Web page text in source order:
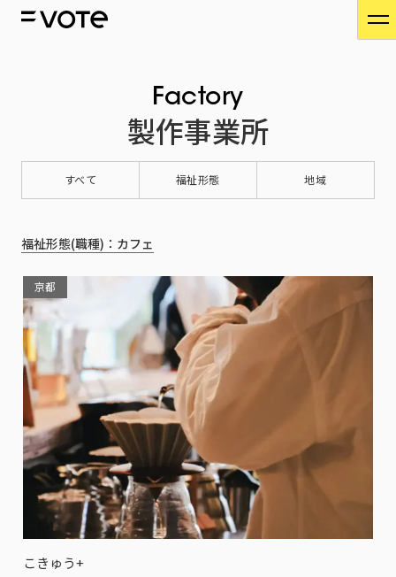
Factory
製作事業所
すべて 福祉形態 地域
福祉形態(職種)：カフェ
京都
こきゅう+